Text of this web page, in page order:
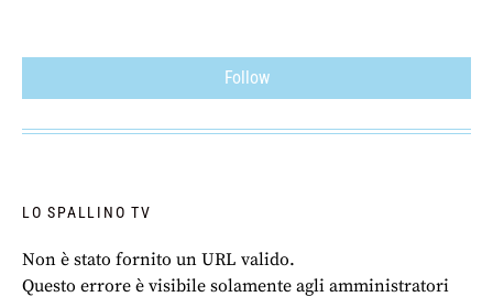
Follow
LO SPALLINO TV
Non è stato fornito un URL valido.
Questo errore è visibile solamente agli amministratori